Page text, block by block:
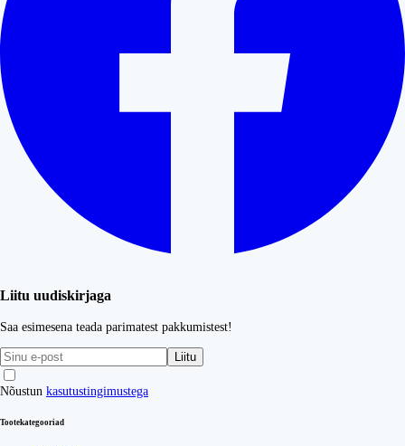
Liitu uudiskirjaga
Saa esimesena teada parimatest pakkumistest!
Liitu
Nõustun kasutustingimustega
Tootekategooriad